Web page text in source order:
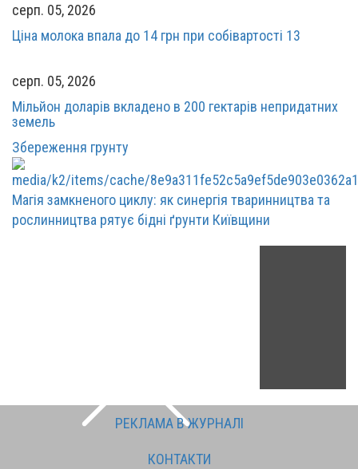
серп. 05, 2026
Ціна молока впала до 14 грн при собівартості 13
серп. 05, 2026
Мільйон доларів вкладено в 200 гектарів непридатних
земель
Збереження грунту
Магія замкненого циклу: як синергія тваринництва та
рослинництва рятує бідні ґрунти Київщини
РЕКЛАМА В ЖУРНАЛІ
КОНТАКТИ